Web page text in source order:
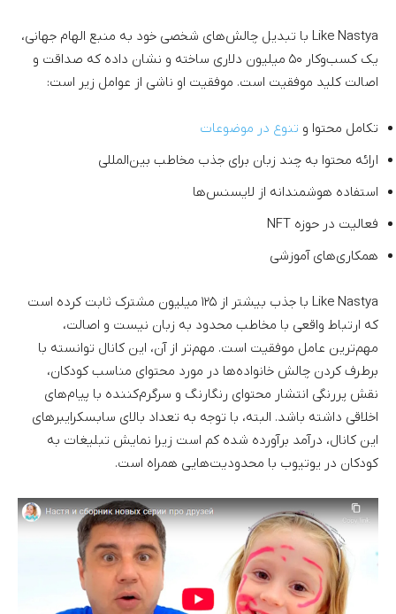
Like Nastya با تبدیل چالش‌های شخصی خود به منبع الهام جهانی،
یک کسب‌وکار ۵۰ میلیون دلاری ساخته و نشان داده که صداقت و
اصالت کلید موفقیت است. موفقیت او ناشی از عوامل زیر است:
تکامل محتوا و تنوع در موضوعات
ارائه محتوا به چند زبان برای جذب مخاطب بین‌المللی
استفاده هوشمندانه از لایسنس‌ها
فعالیت در حوزه NFT
همکاری‌های آموزشی
Like Nastya با جذب بیشتر از ۱۲۵ میلیون مشترک ثابت کرده است
که ارتباط واقعی با مخاطب محدود به زبان نیست و اصالت،
مهم‌ترین عامل موفقیت است. مهم‌تر از آن، این کانال توانسته با
برطرف کردن چالش خانواده‌ها در مورد محتوای مناسب کودکان،
نقش پررنگی انتشار محتوای رنگارنگ و سرگرم‌کننده با پیام‌های
اخلاقی داشته باشد. البته، با توجه به تعداد بالای سابسکرایبر‌های
این کانال، درآمد برآورده شده کم است زیرا نمایش تبلیغات به
کودکان در یوتیوب با محدودیت‌هایی همراه است.